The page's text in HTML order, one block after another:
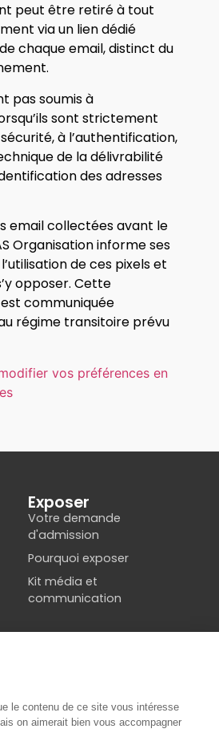
peut être retiré à tout
via un lien dédié
chaque email, distinct du
pas soumis à
sont strictement
à l’authentification,
de la délivrabilité
des adresses
email collectées avant le
Organisation informe ses
de ces pixels et
opposer. Cette
communiquée
régime transitoire prévu
vos préférences en
Exposer
Votre demande
d'admission
Pourquoi exposer
Kit média et
communication